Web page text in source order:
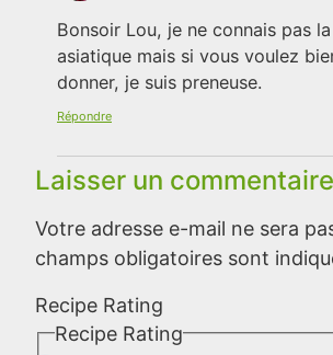
Bonsoir Lou, je ne connais pas
asiatique mais si vous voulez
donner, je suis preneuse.
Répondre
Laisser un commentaire
Votre adresse e-mail ne sera
champs obligatoires sont
Recipe Rating
Recipe Rating